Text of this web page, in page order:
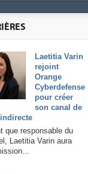
Laetitia Varin
rejoint
Orange
Cyberdefense
pour créer
son canal de
que responsable du
Laetitia Varin aura